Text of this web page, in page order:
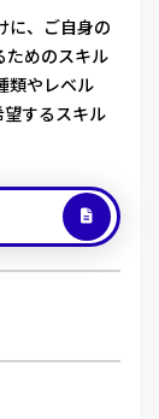
に、ご自身の
ためのスキル
類やレベル
するスキル